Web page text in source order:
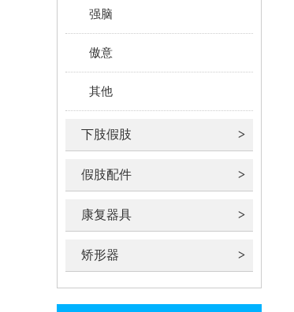
强脑
傲意
其他
下肢假肢
假肢配件
康复器具
矫形器